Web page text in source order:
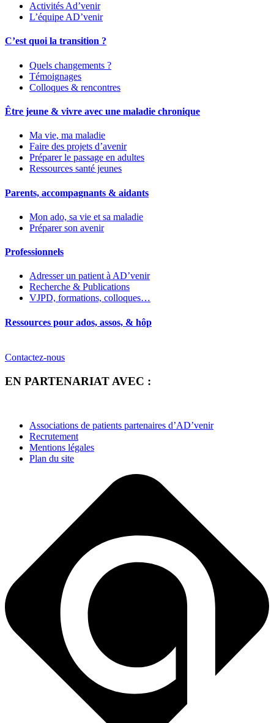
Activités Ad’venir
L’équipe AD’venir
C’est quoi la transition ?
Quels changements ?
Témoignages
Colloques & rencontres
Être jeune & vivre avec une maladie chronique
Ma vie, ma maladie
Faire des projets d’avenir
Préparer le passage en adultes
Ressources santé jeunes
Parents, accompagnants & aidants
Mon ado, sa vie et sa maladie
Préparer son avenir
Professionnels
Adresser un patient à AD’venir
Recherche & Publications
VJPD, formations, colloques…
Ressources pour ados, assos, & hôp
Contactez-nous
EN PARTENARIAT AVEC :
Associations de patients partenaires d’AD’venir
Recrutement
Mentions légales
Plan du site